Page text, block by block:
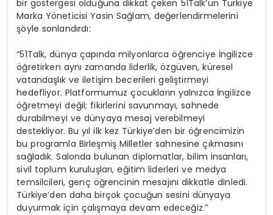
bir göstergesi olduğuna dikkat çeken 51Talk’un Türkiye
Marka Yöneticisi Yasin Sağlam, değerlendirmelerini
şöyle sonlandırdı:
“51Talk, dünya çapında milyonlarca öğrenciye İngilizce
öğretirken aynı zamanda liderlik, özgüven, küresel
vatandaşlık ve iletişim becerileri geliştirmeyi
hedefliyor. Platformumuz çocukların yalnızca İngilizce
öğretmeyi değil; fikirlerini savunmayı, sahnede
durabilmeyi ve dünyaya mesaj verebilmeyi
destekliyor. Bu yıl ilk kez Türkiye’den bir öğrencimizin
bu programla Birleşmiş Milletler sahnesine çıkmasını
sağladık. Salonda bulunan diplomatlar, bilim insanları,
sivil toplum kuruluşları, eğitim liderleri ve medya
temsilcileri, genç öğrencinin mesajını dikkatle dinledi.
Türkiye’den daha birçok çocuğun sesini dünyaya
duyurmak için çalışmaya devam edeceğiz.”